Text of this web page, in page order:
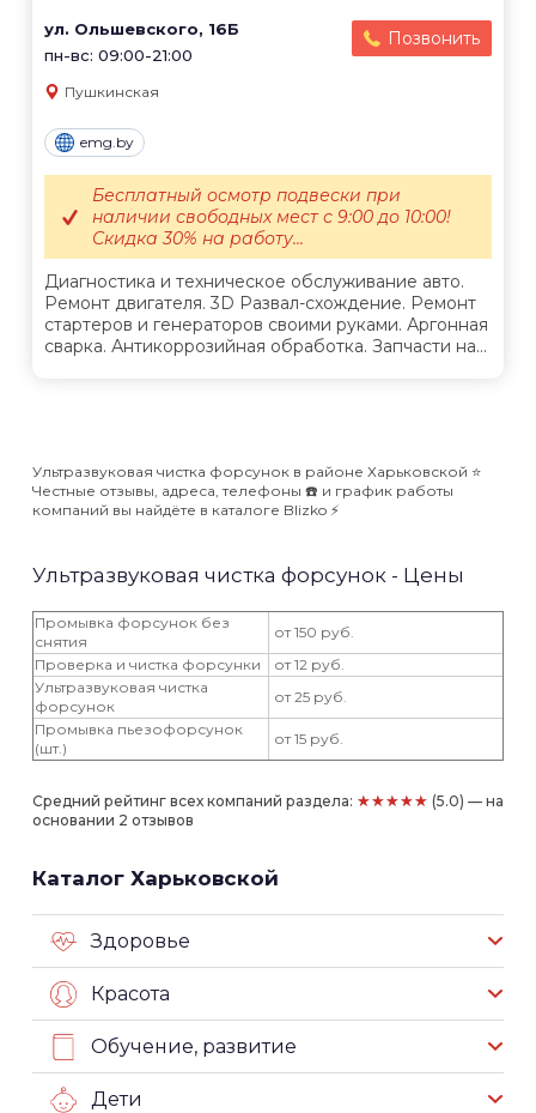
ул. Ольшевского, 16Б
пн-вс: 09:00-21:00
Позвонить
Пушкинская
emg.by
Диагностика и техническое обслуживание авто.
Ремонт двигателя. 3D Развал-схождение. Ремонт
стартеров и генераторов своими руками. Аргонная
сварка. Антикоррозийная обработка. Запчасти на...
Бесплатный осмотр подвески при
наличии свободных мест с 9:00 до 10:00!
Скидка 30% на работу...
Ультразвуковая чистка форсунок в районе Харьковской ⭐️
Честные отзывы, адреса, телефоны ☎️ и график работы
компаний вы найдёте в каталоге Blizko ⚡️
Ультразвуковая чистка форсунок - Цены
Промывка форсунок без
снятия
от 150 руб.
Проверка и чистка форсунки
от 12 руб.
Ультразвуковая чистка
форсунок
от 25 руб.
Промывка пьезофорсунок
(шт.)
от 15 руб.
Средний рейтинг всех компаний раздела: ★★★★★ (5.0) — на
основании 2 отзывов
Каталог Харьковской
Здоровье
Красота
Обучение, развитие
Дети